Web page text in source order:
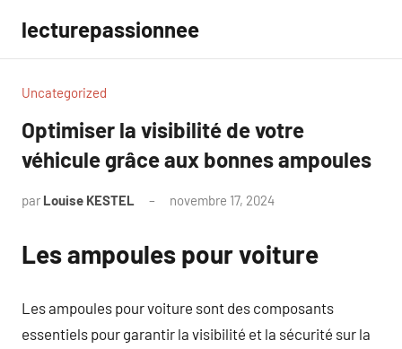
contenu
lecturepassionnee
Uncategorized
Optimiser la visibilité de votre
véhicule grâce aux bonnes ampoules
par Louise KESTEL novembre 17, 2024
Les ampoules pour voiture
Les ampoules pour voiture sont des composants
essentiels pour garantir la visibilité et la sécurité sur la